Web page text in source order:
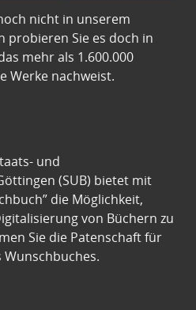
nicht in unserem
probieren Sie es doch in
mehr als 1.600.000
Werke nachweist.
und
(SUB) bietet mit
die Möglichkeit,
von Büchern zu
Sie die Patenschaft für